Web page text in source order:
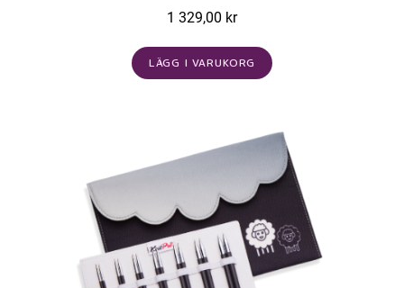
1 329,00 kr
LÄGG I VARUKORG